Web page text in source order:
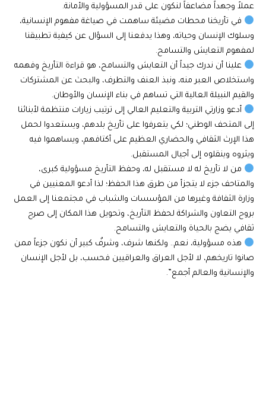
عملاً وجهداً مضاعفاً لنكون على قدر المسؤولية والأمانة.
في تأريخنا محطات مضيئة ساهمت في صياغة مفهوم الإنسانية،
وسلوك الإنسان وحياته، وهذا يدفعنا إلى السؤال عن كيفية تطبيقنا
لمفهوم التعايش والتسامح.
علينا أن ندرك جيداً أن التعايش والتسامح، هو قراءة التأريخ وفهمه
واستخلاص العبر منه، ونبذ العنف والتطرف، والبحث عن المشتركات
والقيم النبيلة العالية التي تساهم في بناء الإنسان والأوطان.
أدعو وزارتي التربية والتعليم العالي إلى ترتيب زيارات منتظمة لأبنائنا
إلى المتحف الوطني؛ لكي يتعرفوا على تأريخ بلدهم، ويستعدوا لحمل
هذا الإرث الثقافي والحضاري العظيم على أكتافهم، ويساهموا فيه
ويثروه وينقلوه إلى أجيال المستقبل.
من لا تأريخ له لا مستقبل له، وحفظ التأريخ مسؤولية كبرى،
والمتاحف جزء لا يتجزأ من طرق هذا الحفظ؛ لذا أدعو المعنيين في
وزارة الثفافة وغيرها من المؤسسات والشباب في مجتمعنا إلى العمل
بروح التعاون والشراكة لحفظ التأريخ، وتحويل هذا المكان إلى صرح
ثقافي يضج بالحياة والتعايش والتسامح.
هذه مسؤولية، نعم.. ولكنها شرف، وشرفٌ كبير أن نكون جزءاً ممن
صانوا تاريخهم، لا لأجل العراق والعراقيين فحسب، بل لأجل الإنسان
والإنسانية والعالم أجمع”.